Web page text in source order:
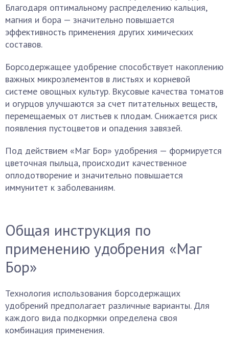
Благодаря оптимальному распределению кальция,
магния и бора — значительно повышается
эффективность применения других химических
составов.
Борсодержащее удобрение способствует накоплению
важных микроэлементов в листьях и корневой
системе овощных культур. Вкусовые качества томатов
и огурцов улучшаются за счет питательных веществ,
перемещаемых от листьев к плодам. Снижается риск
появления пустоцветов и опадения завязей.
Под действием «Маг Бор» удобрения — формируется
цветочная пыльца, происходит качественное
оплодотворение и значительно повышается
иммунитет к заболеваниям.
Общая инструкция по
применению удобрения «Маг
Бор»
Технология использования борсодержащих
удобрений предполагает различные варианты. Для
каждого вида подкормки определена своя
комбинация применения.